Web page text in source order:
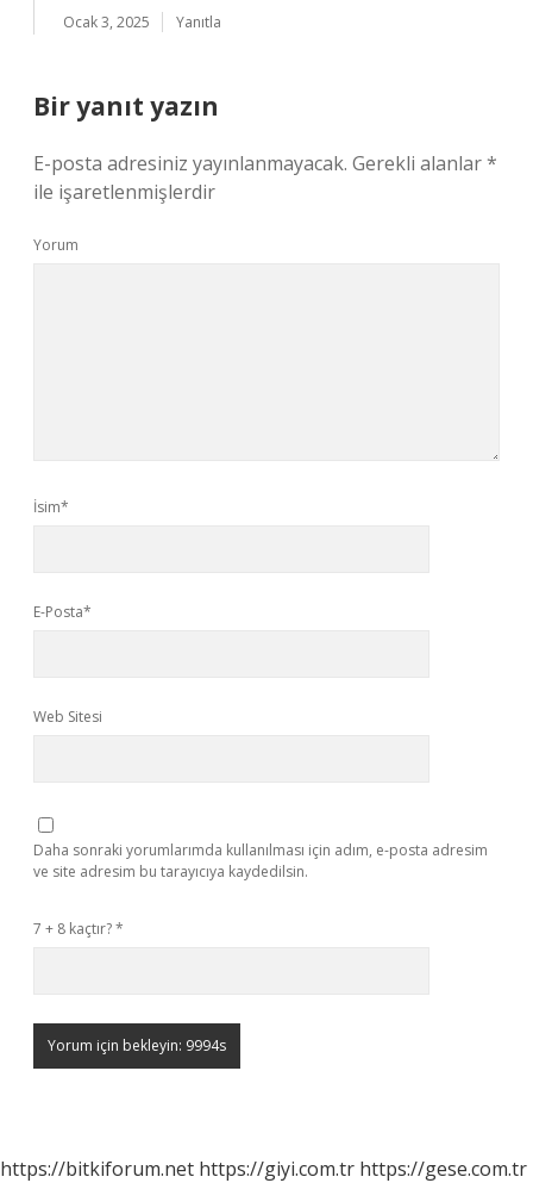
Ocak 3, 2025 Yanıtla
Bir yanıt yazın
E-posta adresiniz yayınlanmayacak. Gerekli alanlar*
ile işaretlenmişlerdir
Yorum
İsim*
E-Posta*
Web Sitesi
Daha sonraki yorumlarımda kullanılması için adım, e-posta adresim
ve site adresim bu tarayıcıya kaydedilsin.
7 + 8 kaçtır?*
https://bitkiforum.net https://giyi.com.tr https://gese.com.tr